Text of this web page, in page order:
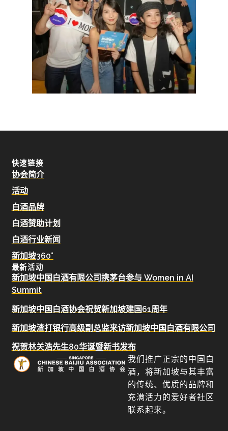
快速链接
协会简介
活动
白酒品牌
白酒赞助计划
白酒行业新闻
新加坡360°
最新活动
新加坡中国白酒有限公司携茅台参与 Women in AI
Summit
新加坡中国白酒协会祝贺新加坡建国61周年
新加坡渣打银行高级副总监来访新加坡中国白酒有限公司
祝贺林关浩先生80华诞暨新书发布
我们推广正宗的中国白
酒，将新加坡与其丰富
的传统、优质的品牌和
充满活力的爱好者社区
联系起来。